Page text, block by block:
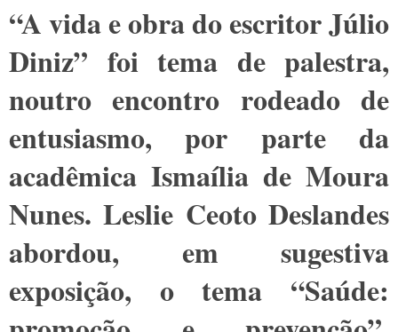
“A vida e obra do escritor Júlio
Diniz” foi tema de palestra,
noutro encontro rodeado de
entusiasmo, por parte da
acadêmica Ismaília de Moura
Nunes. Leslie Ceoto Deslandes
abordou, em sugestiva
exposição, o tema “Saúde: